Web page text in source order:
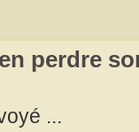
perdre
...